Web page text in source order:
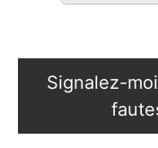
Signalez-